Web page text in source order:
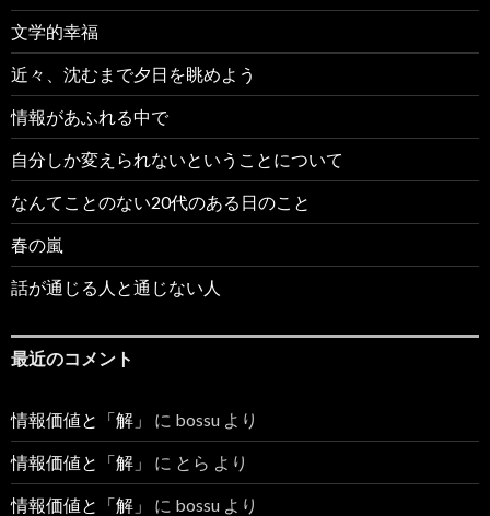
文学的幸福
近々、沈むまで夕日を眺めよう
情報があふれる中で
自分しか変えられないということについて
なんてことのない20代のある日のこと
春の嵐
話が通じる人と通じない人
最近のコメント
情報価値と「解」 に bossu より
情報価値と「解」 に とら より
情報価値と「解」 に bossu より